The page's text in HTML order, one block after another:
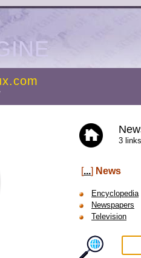
3
[...] News
Encyclopedia
Newspapers
Television